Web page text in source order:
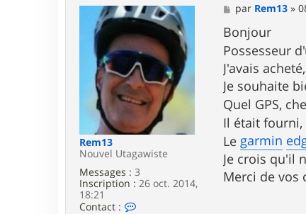
Rem13
Nouvel Utagawiste
Messages : 3
Inscription : 26 oct. 2014,
18:21
Contact :
M
e
s
s
a
g
e
par Rem13 »
Bonjour
Possesseur
J'avais
Je souhaite
Quel GPS,
Il était fourni,
Legarmin
Je crois qu'il
Merci de vos